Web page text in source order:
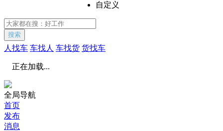
自定义
搜索
人找车 车找人 车找货 货找车
正在加载...
全局导航
首页
发布
消息